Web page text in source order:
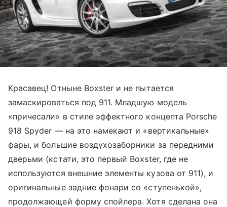
Красавец! Отныне Boxster и не пытается
замаскироваться под 911. Младшую модель
«причесали» в стиле эффектного концепта Porsche
918 Spyder — на это намекают и «вертикальные»
фары, и большие воздухозаборники за передними
дверьми (кстати, это первый Boxster, где не
используются внешние элементы кузова от 911), и
оригинальные задние фонари со «ступенькой»,
продолжающей форму спойлера. Хотя сделана она